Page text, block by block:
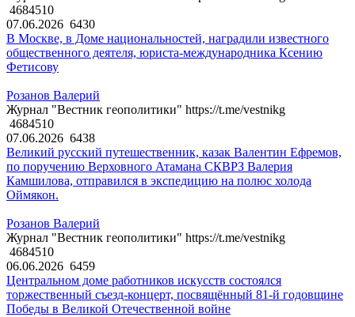
4684510
07.06.2026 6430
В Москве, в Доме национальностей, наградили известного
общественного деятеля, юриста-международника Ксению
Фетисову
Розанов Валерий
Журнал "Вестник геополитики" https://t.me/vestnikg
4684510
07.06.2026 6438
Великий русский путешественник, казак Валентин Ефремов,
по поручению Верховного Атамана СКВРЗ Валерия
Камшилова, отправился в экспедицию на полюс холода
Оймякон.
Розанов Валерий
Журнал "Вестник геополитики" https://t.me/vestnikg
4684510
06.06.2026 6459
Центральном доме работников искусств состоялся
торжественный съезд-концерт, посвящённый 81-й годовщине
Победы в Великой Отечественной войне